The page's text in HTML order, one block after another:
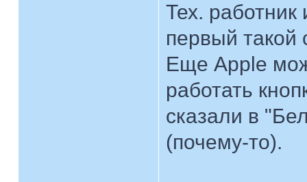
Тех. работник
первый такой
Еще Apple
работать
сказали в
(почему-то).